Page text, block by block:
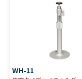
WH-11